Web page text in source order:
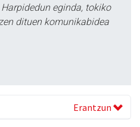
eginda, tokiko
dituen komunikabidea
Erantzun